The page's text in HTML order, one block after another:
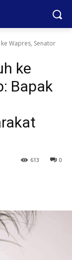
Wapres, Senator
ke
Bapak
0
613